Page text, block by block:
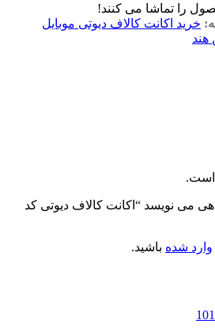
را تماشا می کنند!
خرید اکانت کالاف دیوتی موبایل
هند
است.
می نویسد “اکانت کالاف دیوتی کد
وارد شده باشید.